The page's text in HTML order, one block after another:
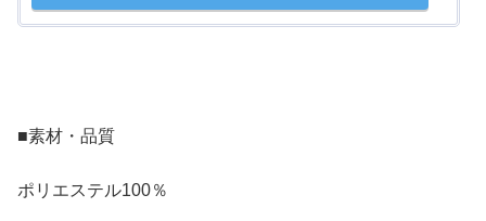
■素材・品質
ポリエステル100％